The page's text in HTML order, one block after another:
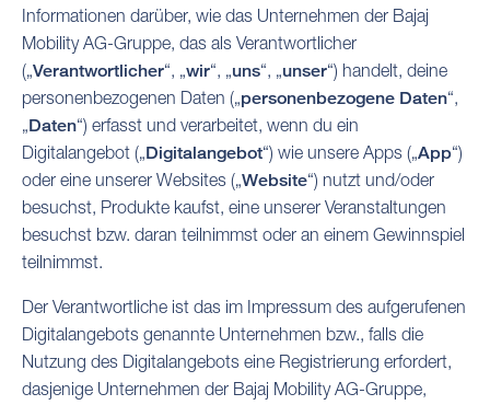
Informationen darüber, wie das Unternehmen der Bajaj
Mobility AG-Gruppe, das als Verantwortlicher
(„Verantwortlicher“, „wir“, „uns“, „unser“) handelt, deine
personenbezogenen Daten („personenbezogene Daten“,
„Daten“) erfasst und verarbeitet, wenn du ein
Digitalangebot („Digitalangebot“) wie unsere Apps („App“)
oder eine unserer Websites („Website“) nutzt und/oder
besuchst, Produkte kaufst, eine unserer Veranstaltungen
besuchst bzw. daran teilnimmst oder an einem Gewinnspiel
teilnimmst.
Der Verantwortliche ist das im Impressum des aufgerufenen
Digitalangebots genannte Unternehmen bzw., falls die
Nutzung des Digitalangebots eine Registrierung erfordert,
dasjenige Unternehmen der Bajaj Mobility AG-Gruppe,